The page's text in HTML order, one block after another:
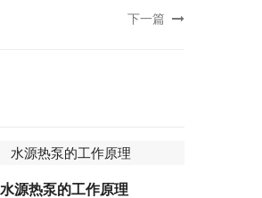
下一篇
水源热泵的工作原理